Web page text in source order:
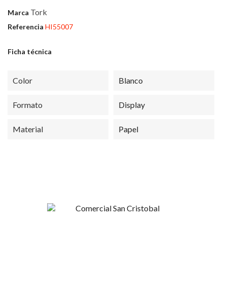
Marca Tork
Referencia HI55007
Ficha técnica
Color Blanco
Formato Display
Material Papel